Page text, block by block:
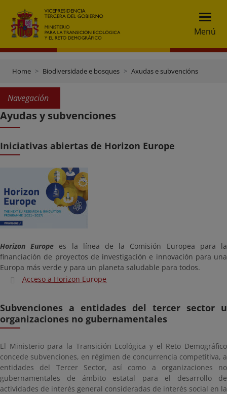
Menú
Home Biodiversidade e bosques Axudas e subvencións
Navegación
Ayudas y subvenciones
Iniciativas abiertas de Horizon Europe
Horizon Europe es la línea de la Comisión Europea para la
financiación de proyectos de investigación e innovación para una
Europa más verde y para un planeta saludable para todos.
Acceso a Horizon Europe
Subvenciones a entidades del tercer sector u
organizaciones no gubernamentales
El Ministerio para la Transición Ecológica y el Reto Demográfico
concede subvenciones, en régimen de concurrencia competitiva, a
entidades del Tercer Sector, así como a organizaciones no
gubernamentales de ámbito estatal para el desarrollo de
actividades de interés general consideradas de interés social en la